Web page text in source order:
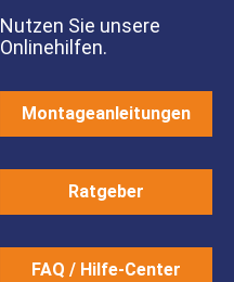
Nutzen Sie unsere
Onlinehilfen.
Montageanleitungen
Ratgeber
FAQ / Hilfe-Center